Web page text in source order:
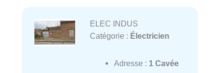
ELEC INDUS
Catégorie : Électricien
Adresse : 1 Cavée